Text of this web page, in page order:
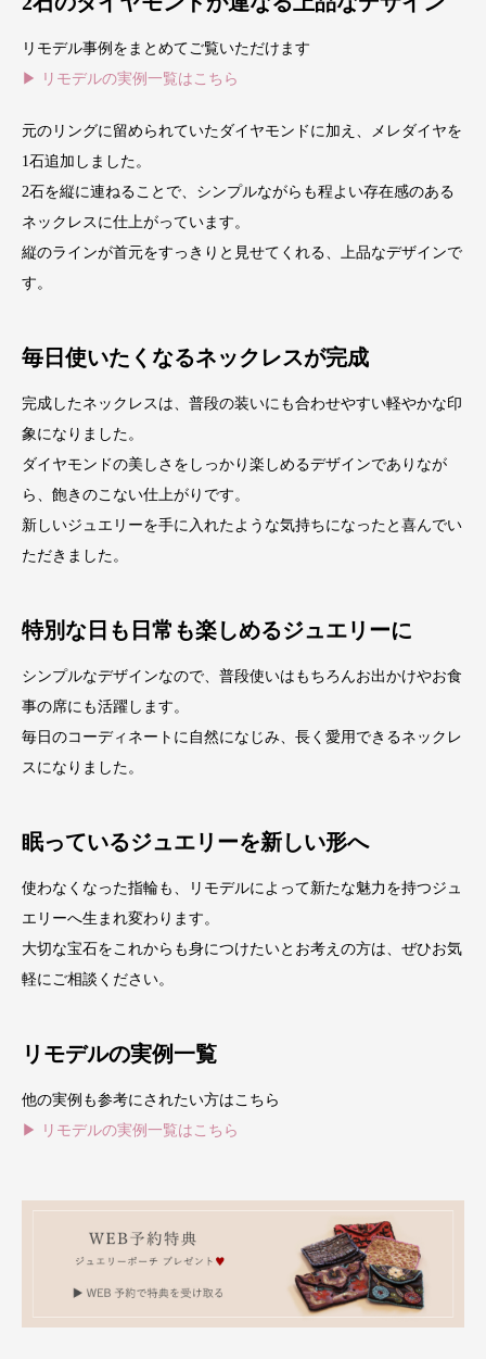
リモデル事例をまとめてご覧いただけます
▶ リモデルの実例一覧はこちら
元のリングに留められていたダイヤモンドに加え、メレダイヤを
1石追加しました。
2石を縦に連ねることで、シンプルながらも程よい存在感のある
ネックレスに仕上がっています。
縦のラインが首元をすっきりと見せてくれる、上品なデザインで
す。
毎日使いたくなるネックレスが完成
完成したネックレスは、普段の装いにも合わせやすい軽やかな印
象になりました。
ダイヤモンドの美しさをしっかり楽しめるデザインでありなが
ら、飽きのこない仕上がりです。
新しいジュエリーを手に入れたような気持ちになったと喜んでい
ただきました。
特別な日も日常も楽しめるジュエリーに
シンプルなデザインなので、普段使いはもちろんお出かけやお食
事の席にも活躍します。
毎日のコーディネートに自然になじみ、長く愛用できるネックレ
スになりました。
眠っているジュエリーを新しい形へ
使わなくなった指輪も、リモデルによって新たな魅力を持つジュ
エリーへ生まれ変わります。
大切な宝石をこれからも身につけたいとお考えの方は、ぜひお気
軽にご相談ください。
リモデルの実例一覧
他の実例も参考にされたい方はこちら
▶ リモデルの実例一覧はこちら